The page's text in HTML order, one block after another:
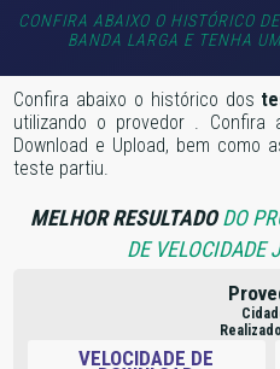
CONFIRA ABAIXO O HISTÓRICO
BANDA LARGA E TENHA
Confira abaixo o histórico dos
utilizando o provedor . Confira
Download e Upload, bem como
teste partiu.
MELHOR RESULTADODO
DE VELOCIDADE
VELOCIDADE DE